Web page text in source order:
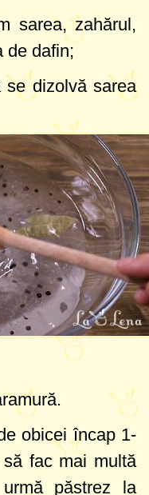
sarea, zahărul,
de dafin;
se dizolvă sarea
obicei încap 1-
fac mai multă
păstrez la